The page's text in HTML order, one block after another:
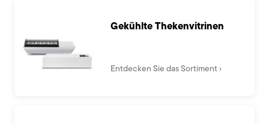
Gekühlte Thekenvitrinen
Entdecken Sie das Sortiment